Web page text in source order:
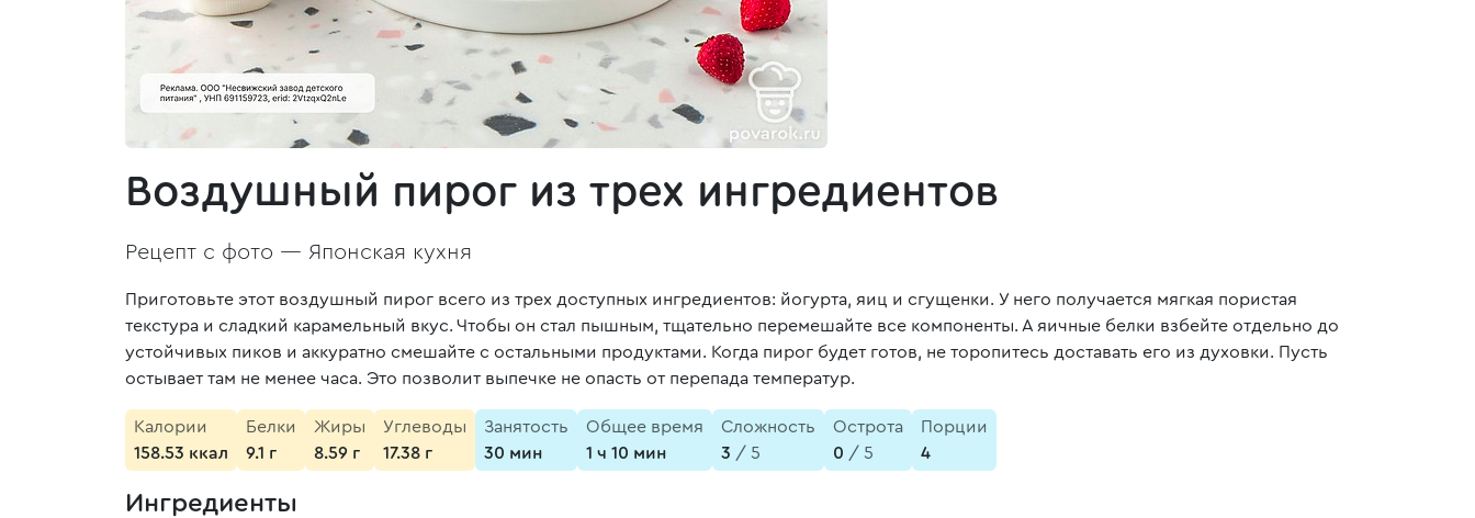
Воздушный пирог из трех ингредиентов
Рецепт с фото — Японская кухня
Приготовьте этот воздушный пирог всего из трех доступных ингредиентов: йогурта, яиц и сгущенки. У него получается мягкая пористая
текстура и сладкий карамельный вкус. Чтобы он стал пышным, тщательно перемешайте все компоненты. А яичные белки взбейте отдельно до
устойчивых пиков и аккуратно смешайте с остальными продуктами. Когда пирог будет готов, не торопитесь доставать его из духовки. Пусть
остывает там не менее часа. Это позволит выпечке не опасть от перепада температур.
Калории
158.53 ккал
Белки
9.1 г
Жиры
8.59 г
Углеводы
17.38 г
Занятость
30 мин
Общее время
1 ч 10 мин
Сложность
3 / 5
Острота
0 / 5
Порции
4
Ингредиенты